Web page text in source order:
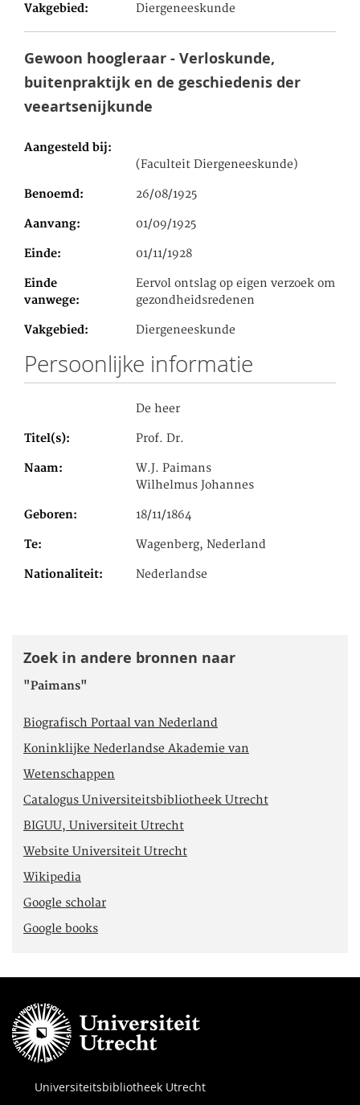
Vakgebied Diergeneeskunde
Gewoon hoogleraar - Verloskunde,
buitenpraktijk en de geschiedenis der
veeartsenijkunde
Aangesteld bij
(Faculteit Diergeneeskunde)
Benoemd 26/08/1925
Aanvang 01/09/1925
Einde 01/11/1928
Einde
vanwege
Eervol ontslag op eigen verzoek om
gezondheidsredenen
Vakgebied Diergeneeskunde
Persoonlijke informatie
De heer
Titel(s) Prof. Dr.
Naam
W.J. Paimans
Wilhelmus Johannes
Geboren 18/11/1864
Te Wagenberg, Nederland
Nationaliteit Nederlandse
Zoek in andere bronnen naar
"Paimans"
Biografisch Portaal van Nederland
Koninklijke Nederlandse Akademie van
Wetenschappen
Catalogus Universiteitsbibliotheek Utrecht
BIGUU, Universiteit Utrecht
Website Universiteit Utrecht
Wikipedia
Google scholar
Google books
Universiteitsbibliotheek Utrecht